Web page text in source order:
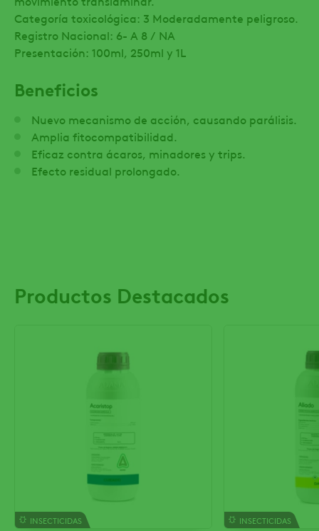
Categoría toxicológica: 3 Moderadamente peligroso.
Registro Nacional: 6- A 8 / NA
Presentación: 100ml, 250ml y 1L
Beneficios
Nuevo mecanismo de acción, causando parálisis.
Amplia fitocompatibilidad.
Eficaz contra ácaros, minadores y trips.
Efecto residual prolongado.
Productos Destacados
INSECTICIDAS INSECTICIDAS